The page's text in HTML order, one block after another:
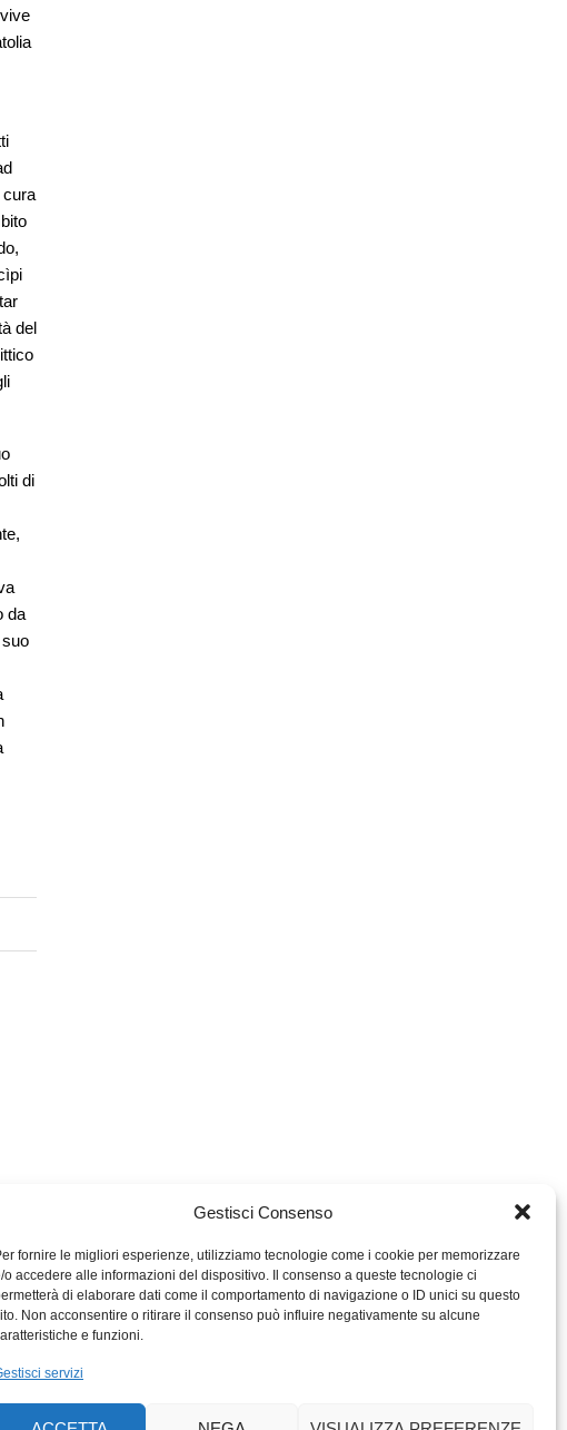
Gestisci Consenso
fornire le migliori esperienze, utilizziamo tecnologie come i cookie per memorizzare
o accedere alle informazioni del dispositivo. Il consenso a queste tecnologie ci
di elaborare dati come il comportamento di navigazione o ID unici su questo
Non acconsentire o ritirare il consenso può influire negativamente su alcune
e funzioni.
servizi
cura
del
di
da
MIGROS TICINO
PERCENTO CULTURALE